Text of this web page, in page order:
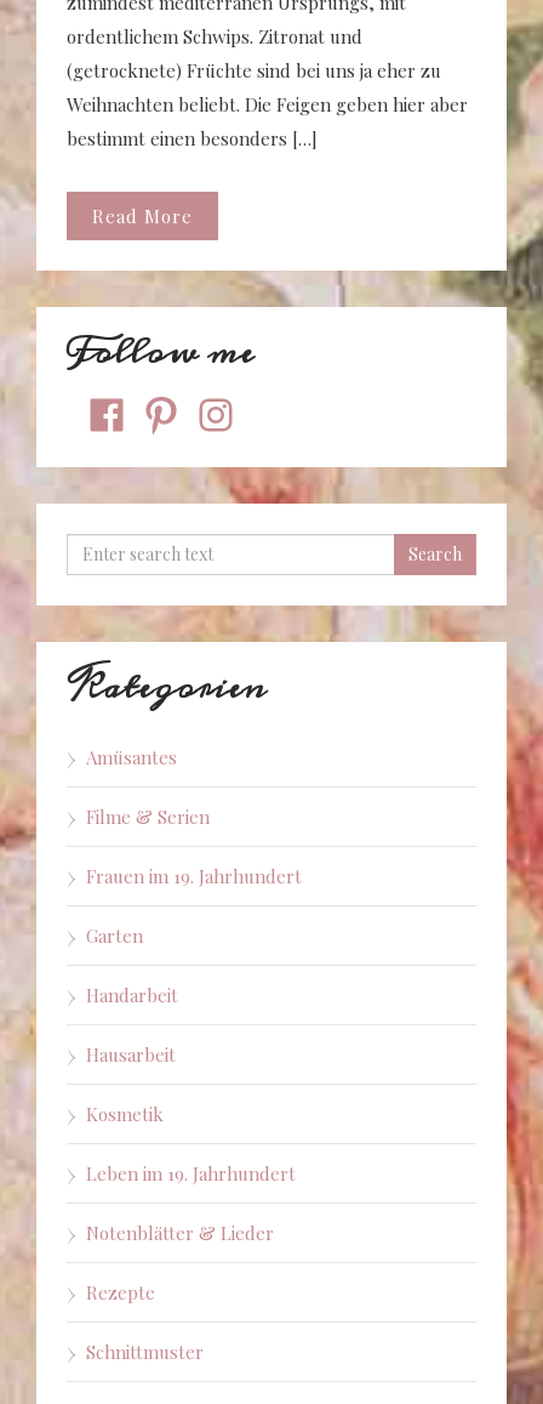
ordentlichem Schwips. Zitronat und
(getrocknete) Früchte sind bei uns ja eher zu
Weihnachten beliebt. Die Feigen geben hier aber
bestimmt einen besonders […]
Read More
Follow me
facebookpinterestinstagram
Kategorien
Amüsantes
Filme & Serien
Frauen im 19. Jahrhundert
Garten
Handarbeit
Hausarbeit
Kosmetik
Leben im 19. Jahrhundert
Notenblätter & Lieder
Rezepte
Schnittmuster